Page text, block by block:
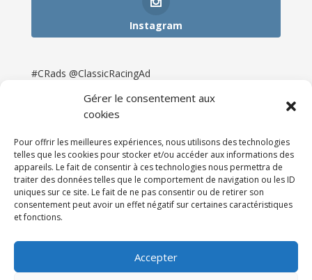
Gérer le consentement aux
cookies
Pour offrir les meilleures expériences, nous utilisons des technologies
telles que les cookies pour stocker et/ou accéder aux informations des
appareils. Le fait de consentir à ces technologies nous permettra de
traiter des données telles que le comportement de navigation ou les ID
uniques sur ce site. Le fait de ne pas consentir ou de retirer son
consentement peut avoir un effet négatif sur certaines caractéristiques
et fonctions.
Accepter
Instagram
#CRads @ClassicRacingAd
Newsletter & Presse
Partenaires
Tarifs
Espace Client